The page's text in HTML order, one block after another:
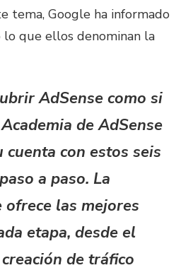
tema, Google ha informado
lo que ellos denominan la
AdSense como si
de AdSense
con estos seis
a paso. La
ofrece las mejores
etapa, desde el
de tráfico